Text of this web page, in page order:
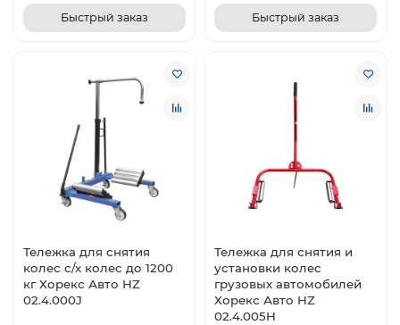
Быстрый заказ Быстрый заказ
Тележка для снятия
колес с/х колес до 1200
кг Хорекс Авто HZ
02.4.000J
Тележка для снятия и
установки колес
грузовых автомобилей
Хорекс Авто HZ
02.4.005H